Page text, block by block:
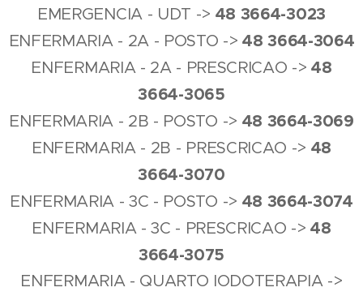
EMERGENCIA - UDT -> 48 3664-3023
ENFERMARIA - 2A - POSTO -> 48 3664-3064
ENFERMARIA - 2A - PRESCRICAO -> 48
3664-3065
ENFERMARIA - 2B - POSTO -> 48 3664-3069
ENFERMARIA - 2B - PRESCRICAO -> 48
3664-3070
ENFERMARIA - 3C - POSTO -> 48 3664-3074
ENFERMARIA - 3C - PRESCRICAO -> 48
3664-3075
ENFERMARIA - QUARTO IODOTERAPIA ->